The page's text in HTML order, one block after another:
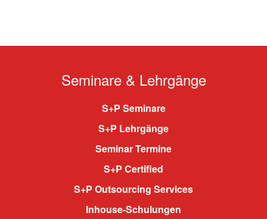
Seminare & Lehrgänge
S+P Seminare
S+P Lehrgänge
Seminar Termine
S+P Certified
S+P Outsourcing Services
Inhouse-Schulungen